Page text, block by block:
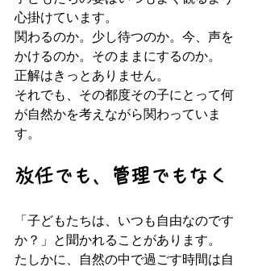
心掛けています。
関わるのか。少し待つのか。今、声を
かけるのか。そのままにするのか。
正解はきっとありません。
それでも、その都度その子にとって何
が自然かを考えながら関わっていま
す。
放任でも、管理でもなく
「子どもたちは、いつも自由なのです
か？」と聞かれることがあります。
たしかに、自然の中で過ごす時間は自